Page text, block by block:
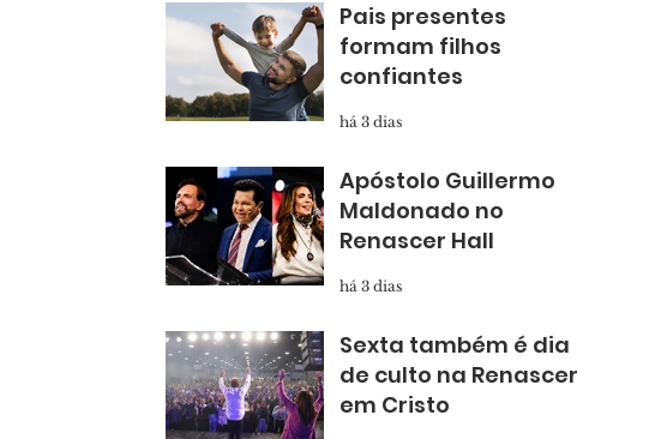
Pais presentes
formam filhos
confiantes
há 3 dias
Apóstolo Guillermo
Maldonado no
Renascer Hall
há 3 dias
Sexta também é dia
de culto na Renascer
em Cristo